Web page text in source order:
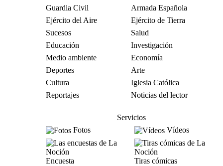
Guardia Civil
Armada Española
Ejército del Aire
Ejército de Tierra
Sucesos
Salud
Educación
Investigación
Medio ambiente
Economía
Deportes
Arte
Cultura
Iglesia Católica
Reportajes
Noticias del lector
Servicios
Fotos
Vídeos
Encuesta Tiras cómicas